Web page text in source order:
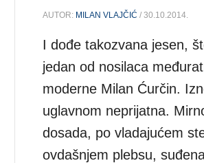
AUTOR: MILAN VLAJČIĆ / 30.10.2014.
I dođe takozvana jesen,
jedan od nosilaca
moderne Milan Ćurčin.
uglavnom neprijatna.
dosada, po vladajućem
ovdašnjem plebsu,